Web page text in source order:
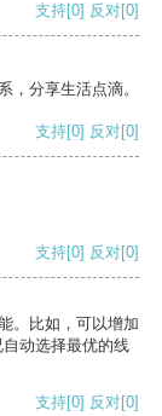
支持[0] 反对[0]
，分享生活点滴。
支持[0] 反对[0]
支持[0] 反对[0]
。比如，可以增加
动选择最优的线
支持[0] 反对[0]